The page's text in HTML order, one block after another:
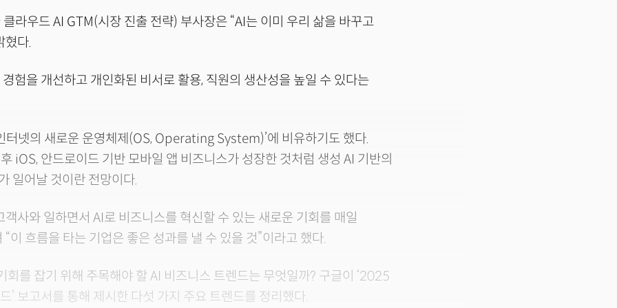
라우드 AI GTM(시장 진출 전략) 부사장은 “AI는 이미 우리 삶을 바꾸고
혔다.
험을 개선하고 개인화된 비서로 활용, 직원의 생산성을 높일 수 있다는
터넷의 새로운 운영체제(OS, Operating System)’에 비유하기도 했다.
iOS, 안드로이드 기반 모바일 앱 비즈니스가 성장한 것처럼 생성 AI 기반의
일어날 것이란 전망이다.
객사와 일하면서 AI로 비즈니스를 혁신할 수 있는 새로운 기회를 매일
“이 흐름을 타는 기업은 좋은 성과를 낼 수 있을 것”이라고 했다.
를 잡기 위해 주목해야 할 AI 비즈니스 트렌드는 무엇일까? 구글이 ‘2025
’ 보고서를 통해 제시한 다섯 가지 주요 트렌드를 정리했다.